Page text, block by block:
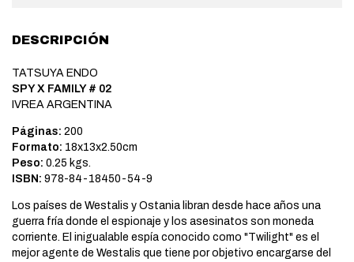
DESCRIPCIÓN
TATSUYA ENDO
SPY X FAMILY # 02
IVREA ARGENTINA
Páginas: 200
Formato: 18x13x2.50cm
Peso: 0.25 kgs.
ISBN: 978-84-18450-54-9
Los países de Westalis y Ostania libran desde hace años una
guerra fría donde el espionaje y los asesinatos son moneda
corriente. El inigualable espía conocido como "Twilight" es el
mejor agente de Westalis que tiene por objetivo encargarse del